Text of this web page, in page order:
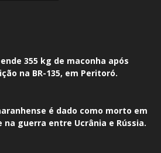
355 kg de maconha após
na BR-135, em Peritoró.
é dado como morto em
na guerra entre Ucrânia e Rússia.